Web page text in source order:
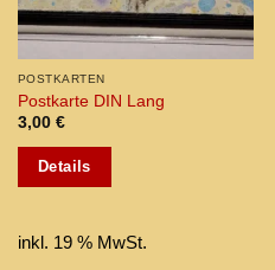
POSTKARTEN
Postkarte DIN Lang
3,00 €
Details
inkl. 19 % MwSt.